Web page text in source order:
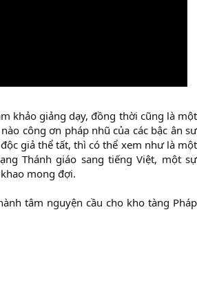
khảo giảng dạy, đồng thời cũng là một
công ơn pháp nhũ của các bậc ân sư
giả thể tất, thì có thể xem như là một
Thánh giáo sang tiếng Việt, một sự
mong đợi.
tâm nguyện cầu cho kho tàng Pháp